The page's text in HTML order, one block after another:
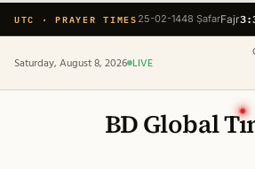
UTC · PRAYER TIMES 25-02-1448 ṢafarFajr
Saturday, August 8, 2026 LIVE
BD Global Tı